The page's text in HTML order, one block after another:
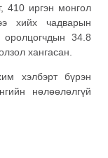
410 иргэн монгол
хийх чадварын
оролцогчдын 34.8
хангасан.
хэлбэрт бүрэн
нөлөөлөлгүй